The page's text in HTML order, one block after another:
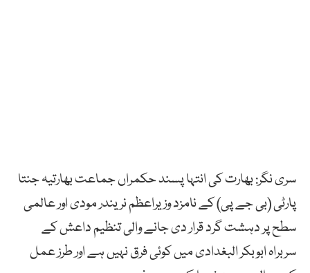
سری نگر: بھارت کی انتہا پسند حکمراں جماعت بھارتیہ جنتا
پارٹی (بی جے پی) کے نامزد وزیراعظم نریندر مودی اور عالمی
سطح پر دہشت گرد قرار دی جانے والی تنظیم داعش کے
سربراہ ابوبکر البغدادی میں کوئی فرق نہیں ہے اور طرز عمل